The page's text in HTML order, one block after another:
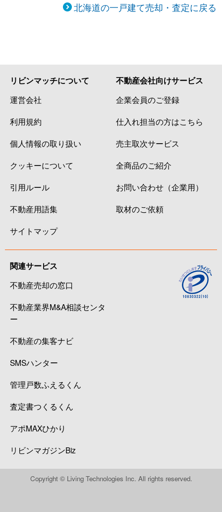
北海道の一戸建て売却・査定に戻る
リビンマッチについて
運営会社
利用規約
個人情報の取り扱い
クッキーについて
引用ルール
不動産用語集
サイトマップ
不動産会社向けサービス
企業会員のご登録
仕入れ担当の方はこちら
売主取次サービス
全商品のご紹介
お問い合わせ（企業用）
取材のご依頼
関連サービス
不動産売却の窓口
不動産業界M&A相談センタ
ー
不動産の集客ナビ
SMSハンター
管理戸数ふえるくん
査定書つくるくん
アポMAXひかり
リビンマガジンBiz
Copyright © Living Technologies Inc. All rights reserved.